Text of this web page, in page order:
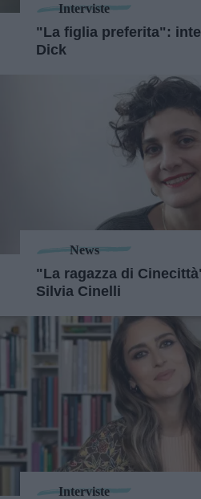
Interviste
"La figlia preferita":
Dick
News
"La ragazza di
Silvia Cinelli
Interviste